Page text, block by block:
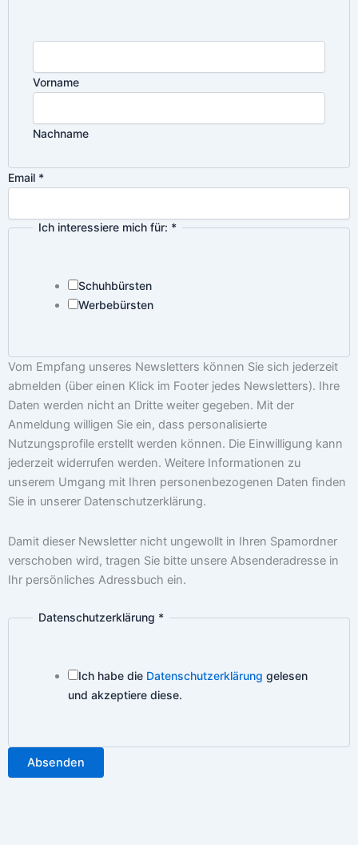
Vorname
Nachname
Ich
Email
Email *
Ich interessiere mich für: *
Schuhbürsten
Werbebürsten
Vom Empfang unseres Newsletters können Sie sich jederzeit
abmelden (über einen Klick im Footer jedes Newsletters). Ihre
Daten werden nicht an Dritte weiter gegeben. Mit der
Anmeldung willigen Sie ein, dass personalisierte
Nutzungsprofile erstellt werden können. Die Einwilligung kann
jederzeit widerrufen werden. Weitere Informationen zu
unserem Umgang mit Ihren personenbezogenen Daten finden
Sie in unserer Datenschutzerklärung.
Damit dieser Newsletter nicht ungewollt in Ihren Spamordner
verschoben wird, tragen Sie bitte unsere Absenderadresse in
Ihr persönliches Adressbuch ein.
Datenschutzerklärung *
Ich habe die Datenschutzerklärung gelesen
und akzeptiere diese.
Absenden